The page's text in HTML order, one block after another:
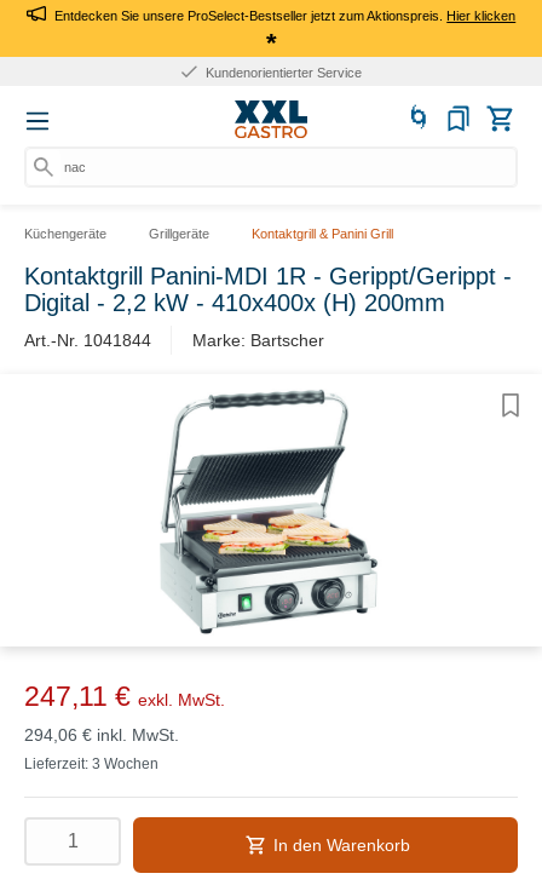
Entdecken Sie unsere ProSelect-Bestseller jetzt zum Aktionspreis.Hier klicken
*
Kundenorientierter Service
nach
Küchengeräte Grillgeräte Kontaktgrill & Panini Grill
Kontaktgrill Panini-MDI 1R - Gerippt/Gerippt -
Digital - 2,2 kW - 410x400x (H) 200mm
Art.-Nr. 1041844 Marke: Bartscher
247,11 € exkl. MwSt.
294,06 € inkl. MwSt.
Lieferzeit: 3 Wochen
In den Warenkorb